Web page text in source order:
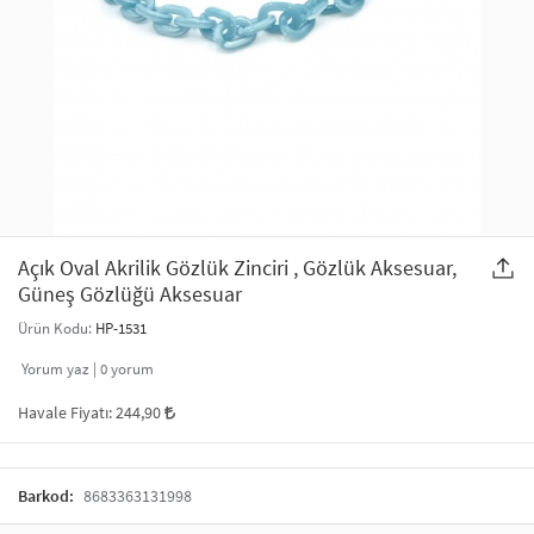
SAÇ AKSESUARLARI
ŞAL VE FULAR
ODA KOKUSU VE MUM
PARTİ SÜSLERİ
Açık Oval Akrilik Gözlük Zinciri , Gözlük Aksesuar,
Güneş Gözlüğü Aksesuar
Ürün Kodu: HP-1531
Yorum yaz | 0yorum
Havale Fiyatı:244,90
Barkod: 8683363131998